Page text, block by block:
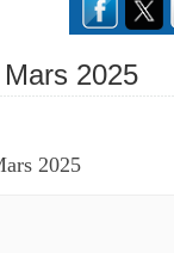
2025
2025